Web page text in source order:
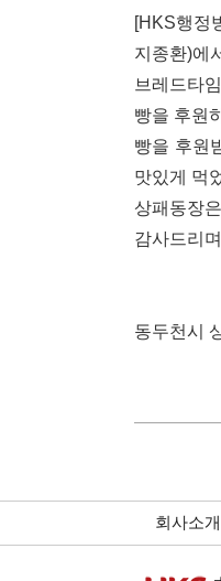
[HKS행정
지종환)에
브레드타
빵을 후원
빵을 후원
맛있게 먹
상패동장
감사드리
동두천시
회사소개